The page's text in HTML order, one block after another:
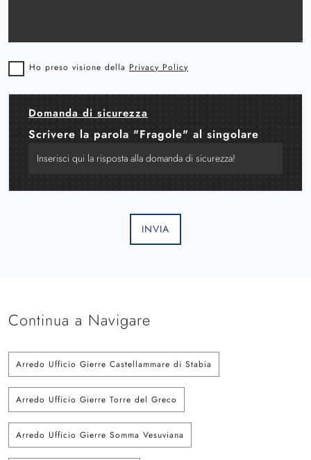
Ho preso visione della Privacy Policy
Domanda di sicurezza
Scrivere la parola "Fragole" al singolare
INVIA
Continua a Navigare
Arredo Ufficio Gierre Castellammare di Stabia
Arredo Ufficio Gierre Torre del Greco
Arredo Ufficio Gierre Somma Vesuviana